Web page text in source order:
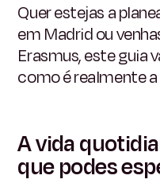
Quer estejas a
em Madrid ou
Erasmus, este guia
como é realmente
A vida
que podes